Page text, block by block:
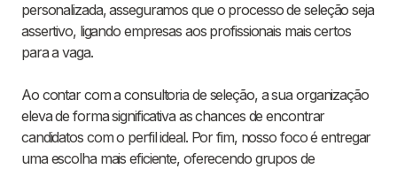
personalizada, asseguramos que o processo de seleção seja
assertivo, ligando empresas aos profissionais mais certos
para a vaga.
Ao contar com a consultoria de seleção, a sua organização
eleva de forma significativa as chances de encontrar
candidatos com o perfil ideal. Por fim, nosso foco é entregar
uma escolha mais eficiente, oferecendo grupos de